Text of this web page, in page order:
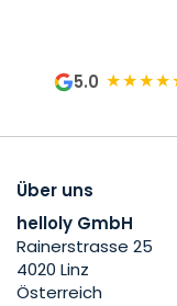
5.0
Über uns
helloly GmbH
Rainerstrasse 25
4020 Linz
Österreich